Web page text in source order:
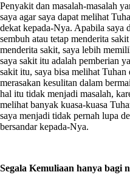
Penyakit dan masalah-masalah
saya agar saya dapat melihat
dekat kepada-Nya. Apabila saya
sembuh atau tetap menderita
menderita sakit, saya lebih
saya sakit itu adalah pemberian
sakit itu, saya bisa melihat Tuhan
merasakan kesulitan dalam
hal itu tidak menjadi masalah,
melihat banyak kuasa-kuasa
saya menjadi tidak pernah lupa
bersandar kepada-Nya.
Segala Kemuliaan hanya bagi